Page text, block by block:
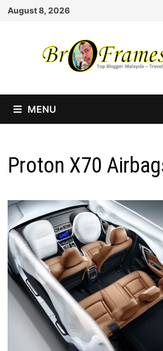
Skip
August 8, 2026
MENU
Proton X70